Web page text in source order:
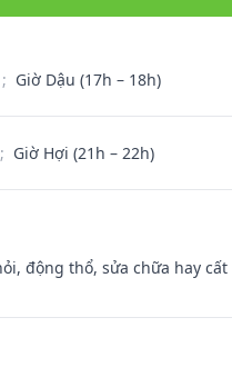
; Giờ Dậu (17h – 18h)
; Giờ Hợi (21h – 22h)
động thổ, sửa chữa hay cất